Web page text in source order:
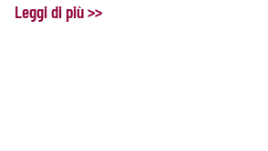
Leggi di più >>